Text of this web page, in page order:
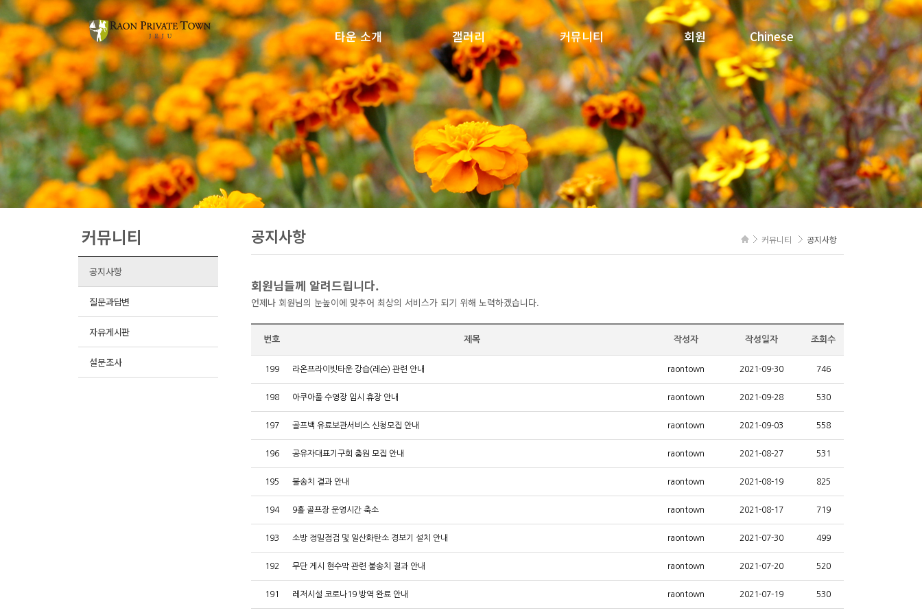
타운 소개
소개
오시는 길
갤러리
갤러리
커뮤니티
공지사항
질문과답변
자유게시판
설문조사
회원
로그인
문의내역
회원정보수정
회원탈퇴
Chinese
커뮤니티
공지사항
질문과답변
자유게시판
설문조사
커뮤니티 공지사항
공지사항
회원님들께 알려드립니다.
언제나 회원님의 눈높이에 맞추어 최상의 서비스가 되기 위해 노력하겠습니다.
번호 제목 작성자 작성일자 조회수
199 라온프라이빗타운 강습(레슨) 관련 안내 raontown 2021-09-30 746
198 아쿠아풀 수영장 임시 휴장 안내 raontown 2021-09-28 530
197 골프백 유료보관서비스 신청모집 안내 raontown 2021-09-03 558
196 공유자대표기구회 충원 모집 안내 raontown 2021-08-27 531
195 불송치 결과 안내 raontown 2021-08-19 825
194 9홀 골프장 운영시간 축소 raontown 2021-08-17 719
193 소방 정밀점검 및 일산화탄소 경보기 설치 안내 raontown 2021-07-30 499
192 무단 게시 현수막 관련 불송치 결과 안내 raontown 2021-07-20 520
191 레저시설 코로나19 방역 완료 안내 raontown 2021-07-19 530